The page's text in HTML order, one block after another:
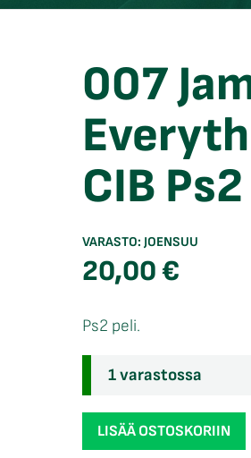
007
CIB Ps2
VARASTO: JOENSUU
20,00€
Ps2 peli.
1 varastossa
007
James
LISÄÄ OSTOSKORIIN